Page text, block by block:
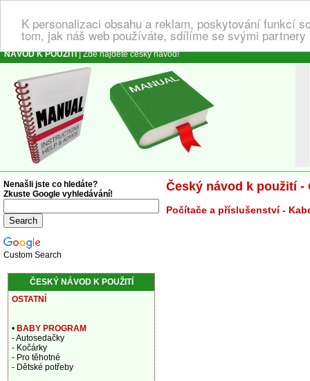
K personalizaci obsahu a reklam, poskytování funkcí
tom, jak náš web používáte, sdílíme se svými
NÁVOD K POUŽITÍ| Zde najdete český návod!
Český návod k použití -
Počítače a příslušenství -
Nenašli jste co hledáte?
Zkuste Google vyhledávání!
Custom Search
ČESKÝ NÁVOD K POUŽITÍ
OSTATNÍ
• BABY PROGRAM
- Autosedačky
- Kočárky
- Pro těhotné
- Dětské potřeby